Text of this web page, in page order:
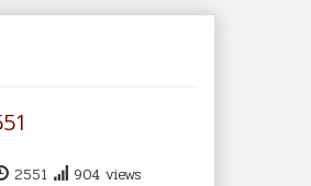
2551
904 views